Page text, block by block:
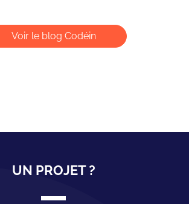
Voir le blog Codéin
UN PROJET ?